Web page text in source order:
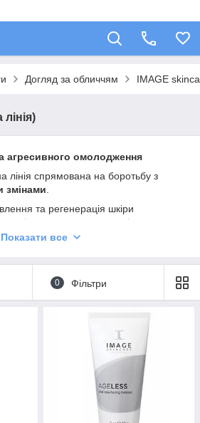
Догляд за обличчям IMAGE
омолодження
лінія спрямована на боротьбу з
змінами
та регенерація шкіри
вмісту комплексу пептидів,
стовбурових клітин, ретинолу,
щоденне використання коштів лінійки
догляд за пігментованої та
не включає денний крем, так як
для вечірнього
для повік, відновлююча маска і
кислоти, збагачений олією абрикоса
Показати все
0 Фільтри